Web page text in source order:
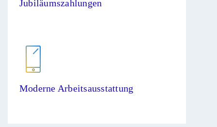
Jubiläumszahlungen
Moderne Arbeitsausstattung